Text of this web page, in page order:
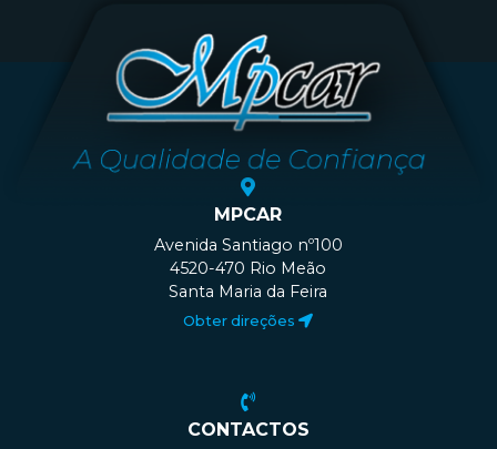
MPCAR
Avenida Santiago nº100
4520-470 Rio Meão
Santa Maria da Feira
Obter direções
CONTACTOS